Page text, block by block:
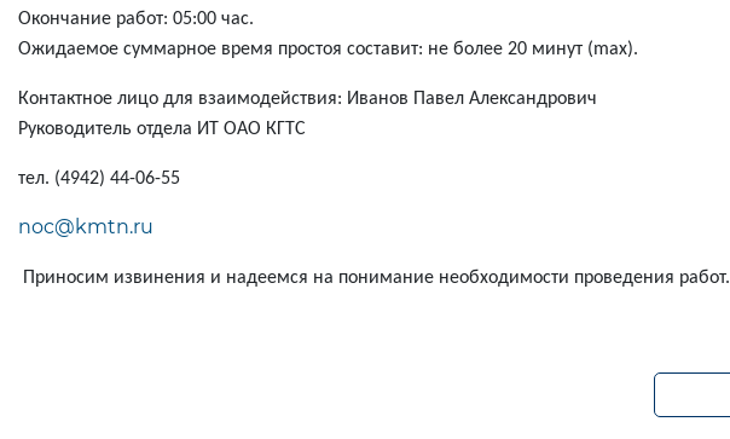
Окончание работ: 05:00 час.
Ожидаемое суммарное время простоя составит: не более 20 минут (max).
Контактное лицо для взаимодействия: Иванов Павел Александрович
Руководитель отдела ИТ ОАО КГТС
тел. (4942) 44-06-55
noc@kmtn.ru
Приносим извинения и надеемся на понимание необходимости проведения работ.